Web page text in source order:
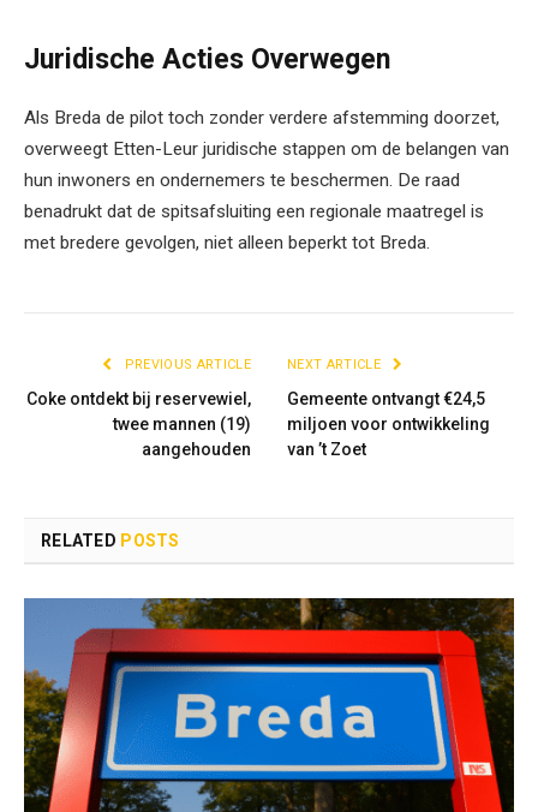
Juridische Acties Overwegen
Als Breda de pilot toch zonder verdere afstemming doorzet,
overweegt Etten-Leur juridische stappen om de belangen van
hun inwoners en ondernemers te beschermen. De raad
benadrukt dat de spitsafsluiting een regionale maatregel is
met bredere gevolgen, niet alleen beperkt tot Breda.
PREVIOUS ARTICLE
Coke ontdekt bij reservewiel,
twee mannen (19)
aangehouden
NEXT ARTICLE
Gemeente ontvangt €24,5
miljoen voor ontwikkeling
van ’t Zoet
RELATED POSTS